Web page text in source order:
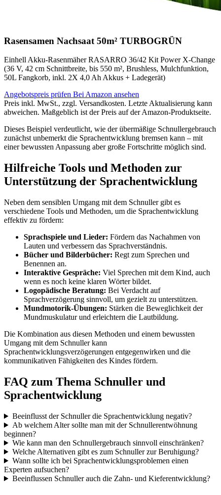
Rasensamen Nachsaat 50m² TURBOGRÜN
Einhell Akku-Rasenmäher RASARRO 36/42 Kit Power X-Change
(36 V, 42 cm Schnittbreite, bis 550 m², Brushless, Mulchfunktion,
50L Fangkorb, inkl. 2X 4,0 Ah Akkus + Ladegerät)
Angebotspreis prüfen Bei Amazon ansehen
Preis inkl. MwSt., zzgl. Versandkosten. Letzte Aktualisierung kann
abweichen. Maßgeblich ist der Preis auf der Amazon-Produktseite.
Dieses Beispiel verdeutlicht, wie der übermäßige Schnullergebrauch
zunächst unbemerkt die Sprachentwicklung bremsen kann – mit
einer bewussten Anpassung aber große Fortschritte möglich sind.
Hilfreiche Tools und Methoden zur
Unterstützung der Sprachentwicklung
Neben dem sensiblen Umgang mit dem Schnuller gibt es
verschiedene Tools und Methoden, um die Sprachentwicklung
effektiv zu fördern:
Sprachspiele und Lieder: Fördern das Nachahmen von
Lauten und verbessern das Sprachverständnis.
Bücher und Bilderbücher: Regt zum Sprechen und
Benennen an.
Interaktive Gespräche: Viel Sprechen mit dem Kind, auch
wenn es noch keine klaren Wörter bildet.
Logopädische Beratung: Bei Verdacht auf
Sprachverzögerung sinnvoll, um gezielt zu unterstützen.
Mundmotorik-Übungen: Stärken die Beweglichkeit der
Mundmuskulatur und erleichtern die Lautbildung.
Die Kombination aus diesen Methoden und einem bewussten
Umgang mit dem Schnuller kann
Sprachentwicklungsverzögerungen entgegenwirken und die
kommunikativen Fähigkeiten des Kindes fördern.
FAQ zum Thema Schnuller und
Sprachentwicklung
Beeinflusst der Schnuller die Sprachentwicklung negativ?
Ab welchem Alter sollte man mit der Schnullerentwöhnung
beginnen?
Wie kann man den Schnullergebrauch sinnvoll einschränken?
Welche Alternativen gibt es zum Schnuller zur Beruhigung?
Wann sollte ich bei Sprachentwicklungsproblemen einen
Experten aufsuchen?
Beeinflussen Schnuller auch die Zahn- und Kieferentwicklung?